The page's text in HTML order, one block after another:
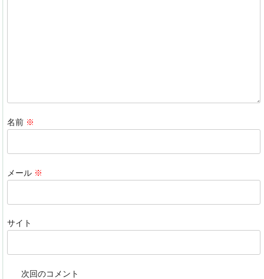
名前 ※
メール ※
サイト
次回のコメント